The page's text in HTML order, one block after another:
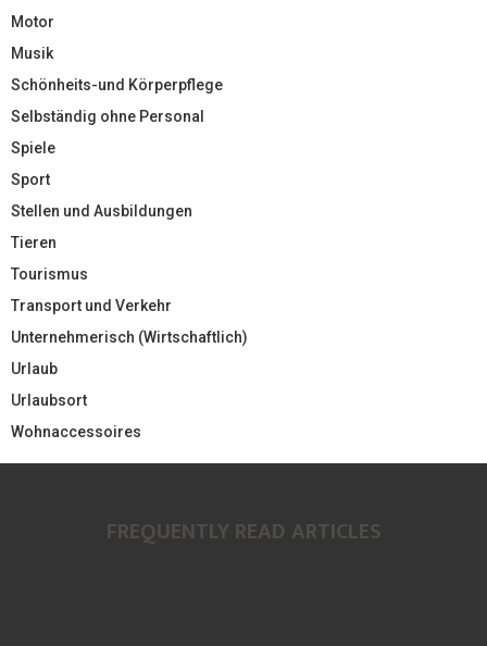
Motor
Musik
Schönheits-und Körperpflege
Selbständig ohne Personal
Spiele
Sport
Stellen und Ausbildungen
Tieren
Tourismus
Transport und Verkehr
Unternehmerisch (Wirtschaftlich)
Urlaub
Urlaubsort
Wohnaccessoires
FREQUENTLY READ ARTICLES